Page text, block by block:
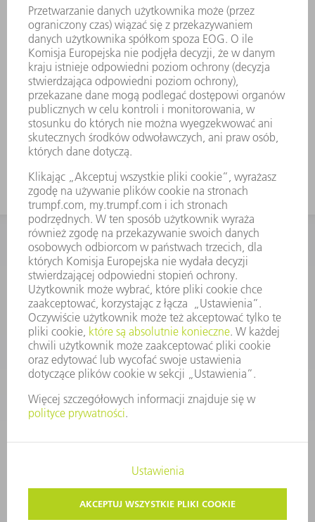
KONTAKT
Dział Części Zamiennych i Narzędzi
48225753936
8.00 - 17.00
czesci.zamienne@trumpf.com
PRAWA AUTORSKIE I PRAWA DOTYCZĄCE ZNAKÓW TOWAROWYCH
WARUNKI UŻYTKOWANIA